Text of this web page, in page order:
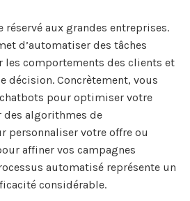
réservé aux grandes entreprises.
d’automatiser des tâches
les comportements des clients et
décision. Concrètement, vous
pour optimiser votre
algorithmes de
personnaliser votre offre ou
affiner vos campagnes
automatisé représente un
considérable.